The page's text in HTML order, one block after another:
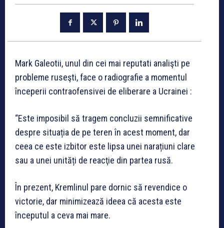
Mark Galeotii, unul din cei mai reputati analişti pe
probleme ruseşti, face o radiografie a momentul
începerii contraofensivei de eliberare a Ucrainei :
“Este imposibil să tragem concluzii semnificative
despre situația de pe teren în acest moment, dar
ceea ce este izbitor este lipsa unei narațiuni clare
sau a unei unități de reacţie din partea rusă.
În prezent, Kremlinul pare dornic să revendice o
victorie, dar minimizează ideea că acesta este
începutul a ceva mai mare.